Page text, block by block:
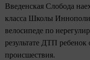
Введенская Слобода
класса Школы
велосипеде по
результате ДТП
происшествия.